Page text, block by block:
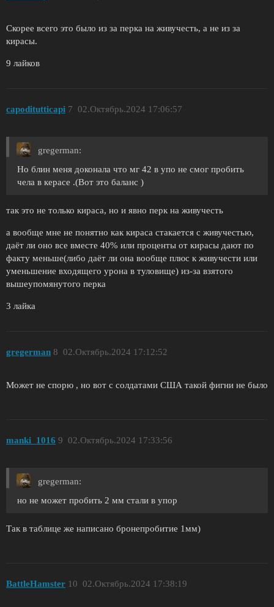
Скорее всего это было из за перка на живучесть, а не из за
кирасы.
9 лайков
сароdituttiсарi 02.Октябрь.2024 17:06:57
7
gregerman:
Но блин меня доконала что мг 42 в упо не смог пробить
чела в керасе .(Вот это баланс )
так это не только кираса, но и явно перк на живучесть
а вообще мне не понятно как кираса стакается с живучестью,
даёт ли оно все вместе 40% или проценты от кирасы дают по
факту меньше(либо даёт ли она вообще плюс к живучести или
уменьшение входящего урона в туловище) из-за взятого
вышеупомянутого перка
3 лайка
gregerman 02.Октябрь.2024 17:12:52
8
Может не спорю , но вот с солдатами США такой фигни не было
manki_1016 02.Октябрь.2024 17:33:56
9
gregerman:
но не может пробить 2 мм стали в упор
Так в таблице же написано бронепробитие 1мм)
BattleHamster 02.Октябрь.2024 17:38:19
10